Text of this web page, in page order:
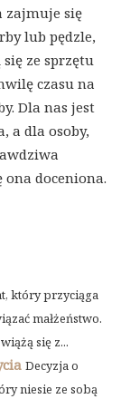
zajmuje się
lub pędzle,
ze sprzętu
czasu na
Dla nas jest
a dla osoby,
doceniona.
który przyciąga
małżeństwo.
się z...
Decyzja o
niesie ze sobą